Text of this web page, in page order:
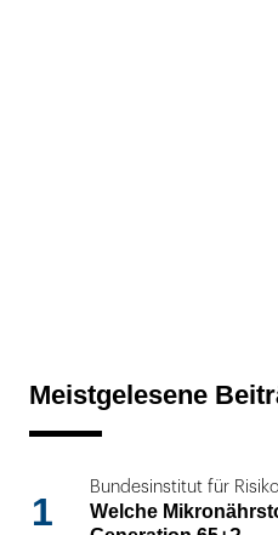
Meistgelesene
1
Bundesinstitut für
Welche